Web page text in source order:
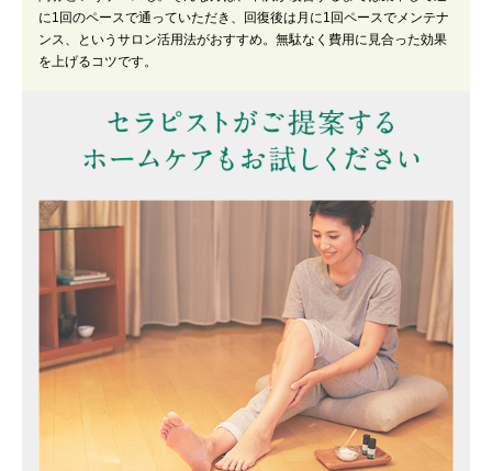
に1回のペースで通っていただき、回復後は月に1回ペースでメンテナ
ンス、というサロン活用法がおすすめ。無駄なく費用に見合った効果
を上げるコツです。